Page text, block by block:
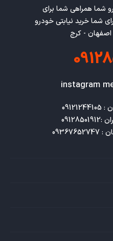
شما همراهی شما برای
شما خرید نیابتی خودرو
اصفهان - کرج
instagram